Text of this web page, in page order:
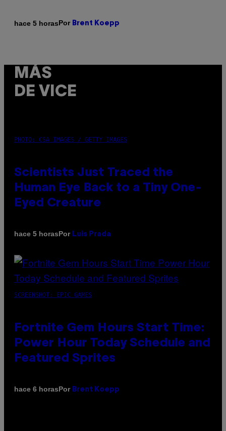
hace 5 horasPor Brent Koepp
MÁS
DE VICE
PHOTO: CSA IMAGES / GETTY IMAGES
Scientists Just Traced the
Human Eye Back to a Tiny One-
Eyed Creature
hace 5 horasPor Luis Prada
SCREENSHOT: EPIC GAMES
Fortnite Gem Hours Start Time:
Power Hour Today Schedule and
Featured Sprites
hace 6 horasPor Brent Koepp